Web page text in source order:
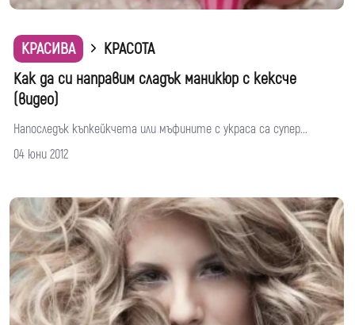
КРАСИВА
КРАСОТА
Как да си направим сладък маникюр с кексче
(видео)
Напоследък къпкейкчета или мъфините с украса са супер...
04 юни 2012